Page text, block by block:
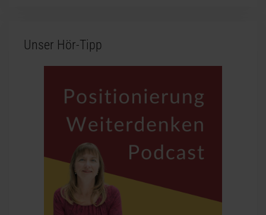
Unser Hör-Tipp